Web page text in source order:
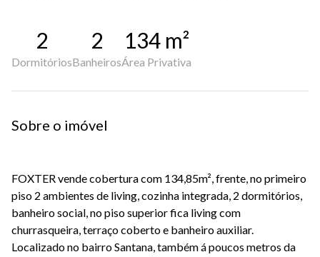
2
Dormitórios
2
Banheiros
134 m²
Área Privativa
Sobre o imóvel
FOXTER vende cobertura com 134,85m², frente, no primeiro
piso 2 ambientes de living, cozinha integrada, 2 dormitórios,
banheiro social, no piso superior fica living com
churrasqueira, terraço coberto e banheiro auxiliar.
Localizado no bairro Santana, também á poucos metros da